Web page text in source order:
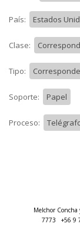
País: Estados
Clase:
Tipo:
Soporte: Papel
Proceso:
Melchor Concha
7773
+56 9